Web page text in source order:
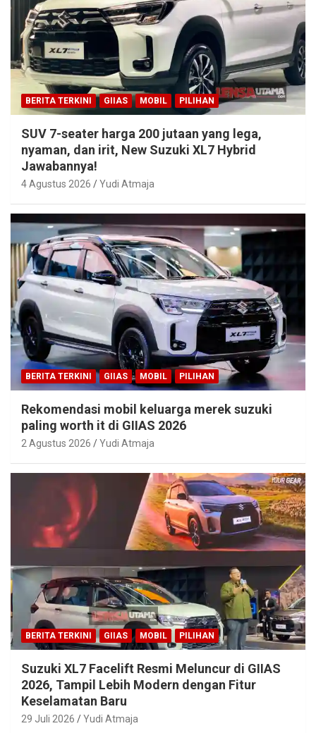
BERITA TERKINI GIIAS MOBIL PILIHAN
SUV 7-seater harga 200 jutaan yang lega,
nyaman, dan irit, New Suzuki XL7 Hybrid
Jawabannya!
4 Agustus 2026 Yudi Atmaja
BERITA TERKINI GIIAS MOBIL PILIHAN
Rekomendasi mobil keluarga merek suzuki
paling worth it di GIIAS 2026
2 Agustus 2026 Yudi Atmaja
BERITA TERKINI GIIAS MOBIL PILIHAN
Suzuki XL7 Facelift Resmi Meluncur di GIIAS
2026, Tampil Lebih Modern dengan Fitur
Keselamatan Baru
29 Juli 2026 Yudi Atmaja